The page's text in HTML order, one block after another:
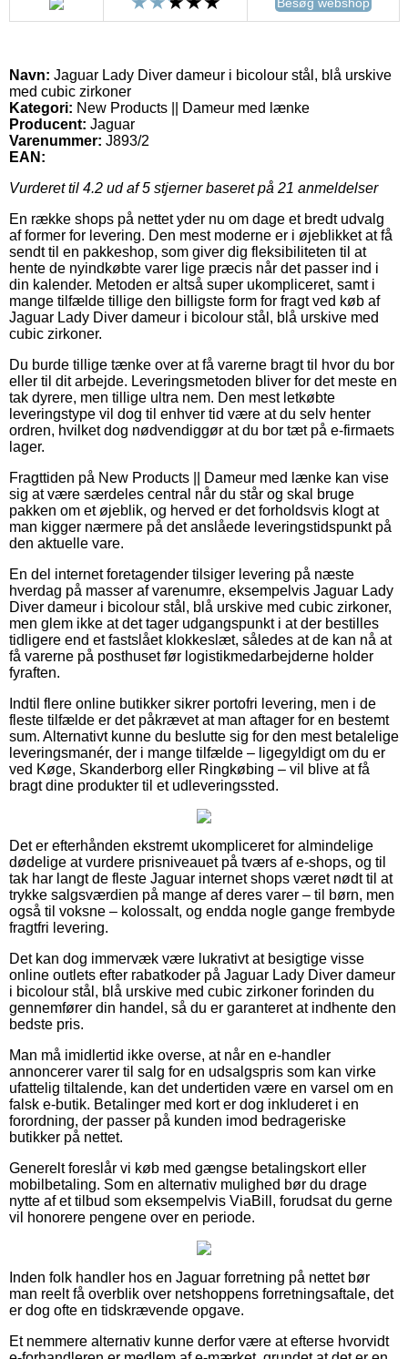
Navn: Jaguar Lady Diver dameur i bicolour stål, blå urskive
med cubic zirkoner
Kategori: New Products || Dameur med lænke
Producent: Jaguar
Varenummer: J893/2
EAN:
Vurderet til 4.2 ud af 5 stjerner baseret på 21 anmeldelser
En række shops på nettet yder nu om dage et bredt udvalg
af former for levering. Den mest moderne er i øjeblikket at få
sendt til en pakkeshop, som giver dig fleksibiliteten til at
hente de nyindkøbte varer lige præcis når det passer ind i
din kalender. Metoden er altså super ukompliceret, samt i
mange tilfælde tillige den billigste form for fragt ved køb af
Jaguar Lady Diver dameur i bicolour stål, blå urskive med
cubic zirkoner.
Du burde tillige tænke over at få varerne bragt til hvor du bor
eller til dit arbejde. Leveringsmetoden bliver for det meste en
tak dyrere, men tillige ultra nem. Den mest letkøbte
leveringstype vil dog til enhver tid være at du selv henter
ordren, hvilket dog nødvendiggør at du bor tæt på e-firmaets
lager.
Fragttiden på New Products || Dameur med lænke kan vise
sig at være særdeles central når du står og skal bruge
pakken om et øjeblik, og herved er det forholdsvis klogt at
man kigger nærmere på det anslåede leveringstidspunkt på
den aktuelle vare.
En del internet foretagender tilsiger levering på næste
hverdag på masser af varenumre, eksempelvis Jaguar Lady
Diver dameur i bicolour stål, blå urskive med cubic zirkoner,
men glem ikke at det tager udgangspunkt i at der bestilles
tidligere end et fastslået klokkeslæt, således at de kan nå at
få varerne på posthuset før logistikmedarbejderne holder
fyraften.
Indtil flere online butikker sikrer portofri levering, men i de
fleste tilfælde er det påkrævet at man aftager for en bestemt
sum. Alternativt kunne du beslutte sig for den mest betalelige
leveringsmanér, der i mange tilfælde – ligegyldigt om du er
ved Køge, Skanderborg eller Ringkøbing – vil blive at få
bragt dine produkter til et udleveringssted.
Det er efterhånden ekstremt ukompliceret for almindelige
dødelige at vurdere prisniveauet på tværs af e-shops, og til
tak har langt de fleste Jaguar internet shops været nødt til at
trykke salgsværdien på mange af deres varer – til børn, men
også til voksne – kolossalt, og endda nogle gange frembyde
fragtfri levering.
Det kan dog immervæk være lukrativt at besigtige visse
online outlets efter rabatkoder på Jaguar Lady Diver dameur
i bicolour stål, blå urskive med cubic zirkoner forinden du
gennemfører din handel, så du er garanteret at indhente den
bedste pris.
Man må imidlertid ikke overse, at når en e-handler
annoncerer varer til salg for en udsalgspris som kan virke
ufattelig tiltalende, kan det undertiden være en varsel om en
falsk e-butik. Betalinger med kort er dog inkluderet i en
forordning, der passer på kunden imod bedrageriske
butikker på nettet.
Generelt foreslår vi køb med gængse betalingskort eller
mobilbetaling. Som en alternativ mulighed bør du drage
nytte af et tilbud som eksempelvis ViaBill, forudsat du gerne
vil honorere pengene over en periode.
Inden folk handler hos en Jaguar forretning på nettet bør
man reelt få overblik over netshoppens forretningsaftale, det
er dog ofte en tidskrævende opgave.
Et nemmere alternativ kunne derfor være at efterse hvorvidt